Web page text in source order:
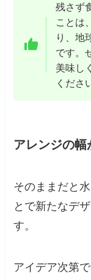
残さず
ことは
り、地
です。
美味し
くださ
アレンジの幅
そのままだと
とで新たなデ
す。
アイデア次第